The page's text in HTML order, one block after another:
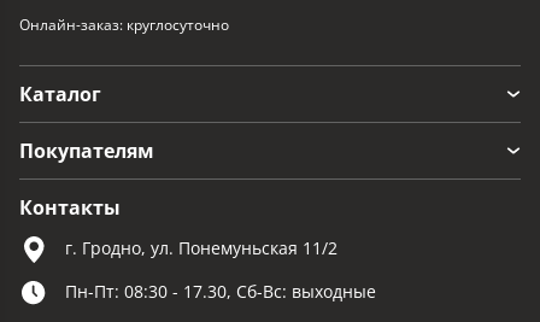
Онлайн-заказ: круглосуточно
Каталог
Покупателям
Контакты
г. Гродно, ул. Понемуньская 11/2
Пн-Пт: 08:30 - 17.30, Сб-Вс: выходные